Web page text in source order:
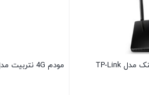
مودم 4G وایرلس AC750 تی پی لینک مدل TP-Link
مودم 4G نتربیت مدل Neterbit NWR-M920 v2